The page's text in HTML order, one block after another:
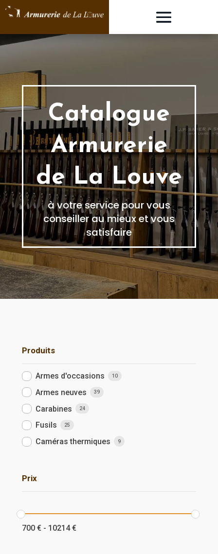
Catalogue
Armurerie
de La Louve
à votre service pour vous
conseiller au mieux et vous
satisfaire
Produits
Armes d'occasions 10
Armes neuves 39
Carabines 24
Fusils 25
Caméras thermiques 9
Prix
700 €- 10214 €